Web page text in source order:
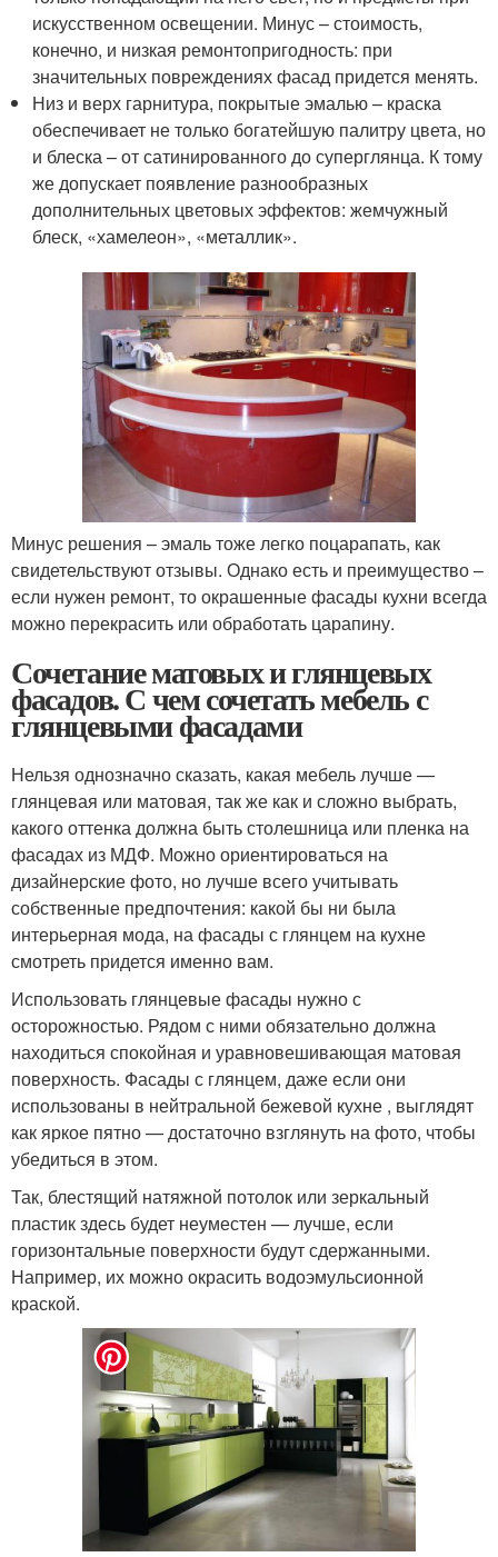
искусственном освещении. Минус – стоимость,
конечно, и низкая ремонтопригодность: при
значительных повреждениях фасад придется менять.
Низ и верх гарнитура, покрытые эмалью – краска
обеспечивает не только богатейшую палитру цвета, но
и блеска – от сатинированного до суперглянца. К тому
же допускает появление разнообразных
дополнительных цветовых эффектов: жемчужный
блеск, «хамелеон», «металлик».
Минус решения – эмаль тоже легко поцарапать, как
свидетельствуют отзывы. Однако есть и преимущество –
если нужен ремонт, то окрашенные фасады кухни всегда
можно перекрасить или обработать царапину.
Сочетание матовых и глянцевых
фасадов. С чем сочетать мебель с
глянцевыми фасадами
Нельзя однозначно сказать, какая мебель лучше —
глянцевая или матовая, так же как и сложно выбрать,
какого оттенка должна быть столешница или пленка на
фасадах из МДФ. Можно ориентироваться на
дизайнерские фото, но лучше всего учитывать
собственные предпочтения: какой бы ни была
интерьерная мода, на фасады с глянцем на кухне
смотреть придется именно вам.
Использовать глянцевые фасады нужно с
осторожностью. Рядом с ними обязательно должна
находиться спокойная и уравновешивающая матовая
поверхность. Фасады с глянцем, даже если они
использованы в нейтральной бежевой кухне , выглядят
как яркое пятно — достаточно взглянуть на фото, чтобы
убедиться в этом.
Так, блестящий натяжной потолок или зеркальный
пластик здесь будет неуместен — лучше, если
горизонтальные поверхности будут сдержанными.
Например, их можно окрасить водоэмульсионной
краской.